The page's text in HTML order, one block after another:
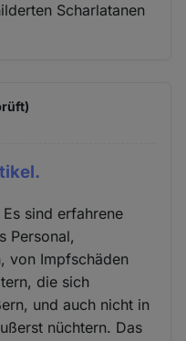
Scharlatanen
sind erfahrene
Personal,
von Impfschäden
die sich
und auch nicht in
nüchtern. Das